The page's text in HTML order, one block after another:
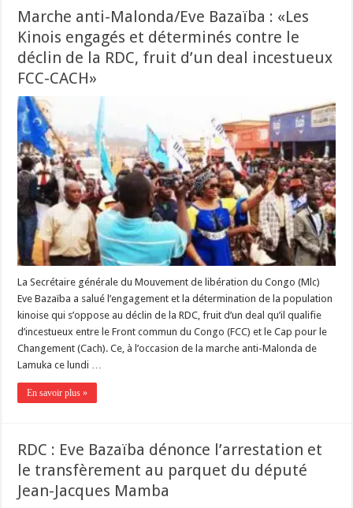
Marche anti-Malonda/Eve Bazaïba : «Les
Kinois engagés et déterminés contre le
déclin de la RDC, fruit d’un deal incestueux
FCC-CACH»
La Secrétaire générale du Mouvement de libération du Congo (Mlc)
Eve Bazaïba a salué l’engagement et la détermination de la population
kinoise qui s’oppose au déclin de la RDC, fruit d’un deal qu’il qualifie
d’incestueux entre le Front commun du Congo (FCC) et le Cap pour le
Changement (Cach). Ce, à l’occasion de la marche anti-Malonda de
Lamuka ce lundi …
En savoir plus »
RDC : Eve Bazaïba dénonce l’arrestation et
le transfèrement au parquet du député
Jean-Jacques Mamba